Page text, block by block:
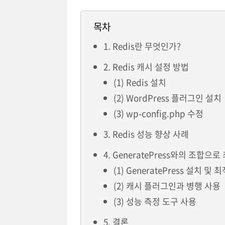
목차
1. Redis란 무엇인가?
2. Redis 캐시 설정 방법
(1) Redis 설치
(2) WordPress 플러그인 설치
(3) wp-config.php 수정
3. Redis 성능 향상 사례
4. GeneratePress와의 조합으로
(1) GeneratePress 설치 및 최
(2) 캐시 플러그인과 병행 사용
(3) 성능 측정 도구 사용
5. 결론